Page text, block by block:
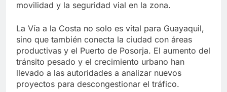
movilidad y la seguridad vial en la zona.
La Vía a la Costa no solo es vital para Guayaquil,
sino que también conecta la ciudad con áreas
productivas y el Puerto de Posorja. El aumento del
tránsito pesado y el crecimiento urbano han
llevado a las autoridades a analizar nuevos
proyectos para descongestionar el tráfico.